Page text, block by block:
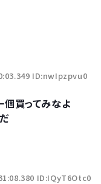
ID:nwIpzpvu0
個買ってみなよ
ID:IQyT6Otc0